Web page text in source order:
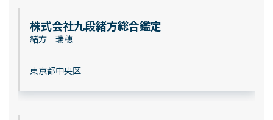
株式会社九段緒方総合鑑定
緒方 瑞穂
東京都中央区